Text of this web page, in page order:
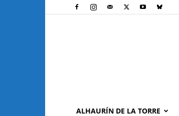
ALHAURÍN DE LA TORRE